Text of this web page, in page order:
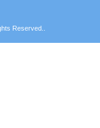
Reserved..